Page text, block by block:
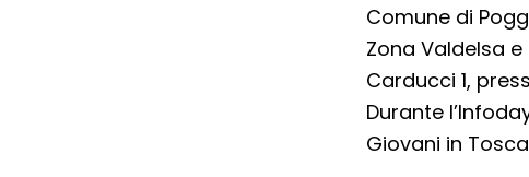
Comune di
Zona Valdelsa e
Carducci 1,
Durante
Giovani in